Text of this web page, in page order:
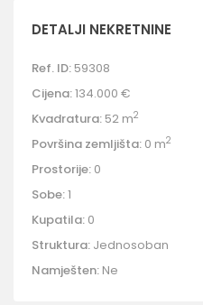
DETALJI NEKRETNINE
Ref. ID: 59308
Cijena:134.000 €
Kvadratura: 52 m2
Površina zemljišta: 0 m2
Prostorije: 0
Sobe:1
Kupatila: 0
Struktura: Jednosoban
Namješten: Ne